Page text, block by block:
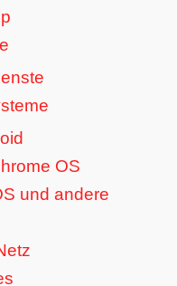
OS
und andere